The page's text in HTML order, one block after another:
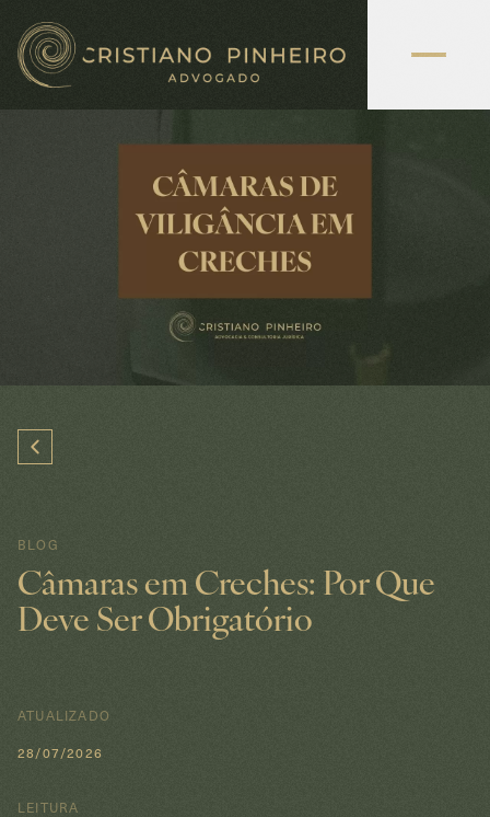
BLOG
Câmaras em Creches: Por Que
Deve Ser Obrigatório
ATUALIZADO
28/07/2026
LEITURA